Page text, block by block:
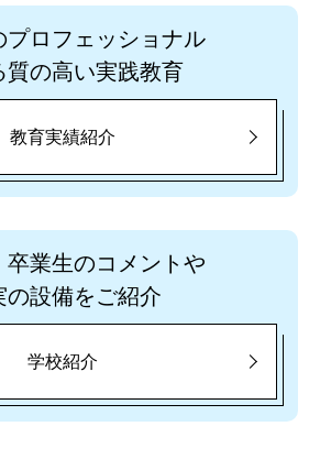
プロフェッショナル
質の高い実践教育
教育実績紹介
卒業生のコメントや
の設備をご紹介
学校紹介